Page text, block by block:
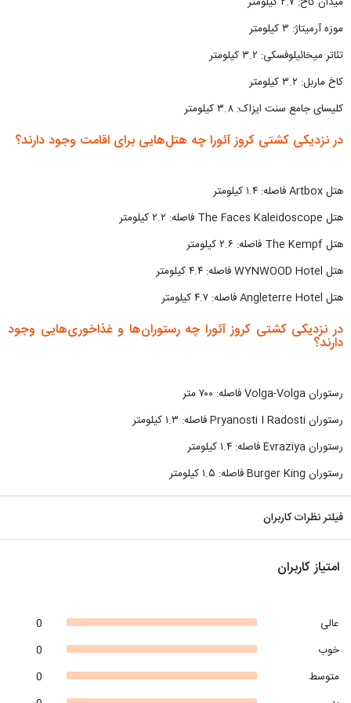
موزه آرمیتاژ: ۳ کیلومتر
تئاتر میخائیلوفسکی: ۳.۲ کیلومتر
کاخ ماربل: ۳.۲ کیلومتر
کلیسای جامع سنت ایزاک: ۳.۸ کیلومتر
در نزدیکی کشتی کروز آئورا چه هتل‌هایی برای اقامت وجود دارند؟
هتل Artbox فاصله: ۱.۴ کیلومتر
هتل The Faces Kaleidoscope فاصله: ۲.۲ کیلومتر
هتل The Kempf فاصله: ۲.۶ کیلومتر
هتل WYNWOOD Hotel فاصله: ۴.۴ کیلومتر
هتل Angleterre Hotel فاصله: ۴.۷ کیلومتر
در نزدیکی کشتی کروز آئورا چه رستوران‌ها و غذاخوری‌هایی وجود
دارند؟
رستوران Volga-Volga فاصله: ۷۰۰ متر
رستوران Pryanosti I Radosti فاصله: ۱.۳ کیلومتر
رستوران Evraziya فاصله: ۱.۴ کیلومتر
رستوران Burger King فاصله: ۱.۵ کیلومتر
فیلتر نظرات کاربران
امتیاز کاربران
0
عالی
0
خوب
0
متوسط